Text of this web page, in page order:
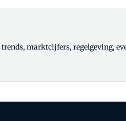
marktcijfers, regelgeving,